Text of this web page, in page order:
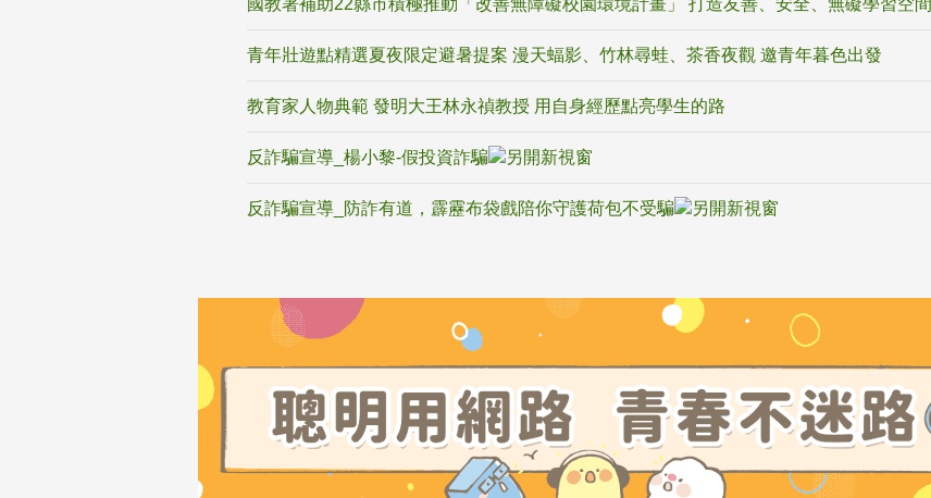
國教署補助22縣市積極推動「改善無障礙校園環境計畫」 打造友善、安全、無礙學習空間
青年壯遊點精選夏夜限定避暑提案 漫天蝠影、竹林尋蛙、茶香夜觀 邀青年暮色出發
教育家人物典範 發明大王林永禎教授 用自身經歷點亮學生的路
反詐騙宣導_楊小黎-假投資詐騙
反詐騙宣導_防詐有道，霹靂布袋戲陪你守護荷包不受騙